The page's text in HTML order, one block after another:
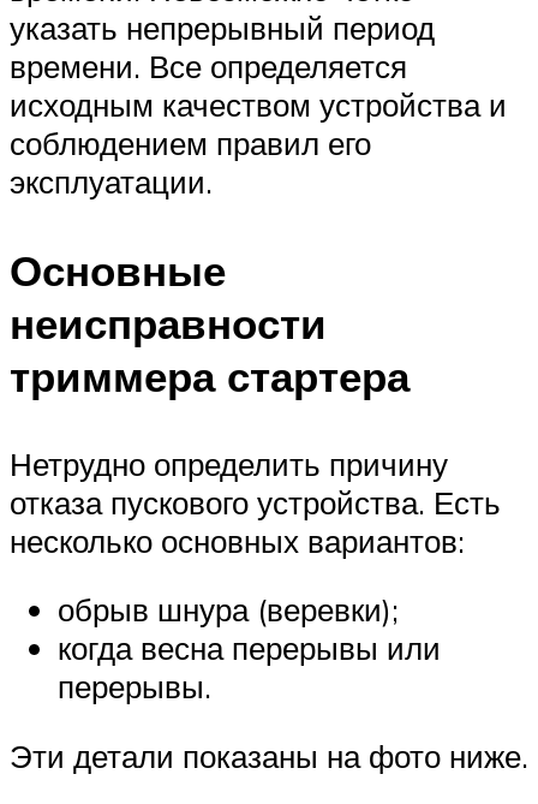
указать непрерывный период
времени. Все определяется
исходным качеством устройства и
соблюдением правил его
эксплуатации.
Основные
неисправности
триммера стартера
Нетрудно определить причину
отказа пускового устройства. Есть
несколько основных вариантов:
обрыв шнура (веревки);
когда весна перерывы или
перерывы.
Эти детали показаны на фото ниже.